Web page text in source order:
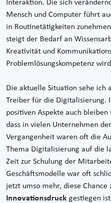
Interaktion. Die sich
Mensch und Computer führt
in Routinetätigkeiten
steigt der Bedarf an
Kreativität und
Problemlösungskompetenz
Die aktuelle Situation sehe ich
Treiber für die Digitalisierung.
positiven Aspekte auch
dass in vielen Unternehmen
Vergangenheit waren oft die
Thema Digitalisierung auf die
Zeit zur Schulung der
Geschäftsmodelle war oft
jetzt umso mehr, diese Chance
Innovationsdruck gestiegen